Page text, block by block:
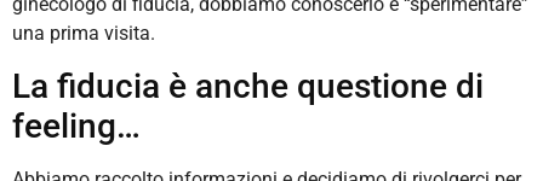
ginecologo di fiducia, dobbiamo conoscerlo e “sperimentare”
una prima visita.
La fiducia è anche questione di
feeling…